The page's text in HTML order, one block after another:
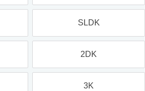
SLDK
2DK
3K